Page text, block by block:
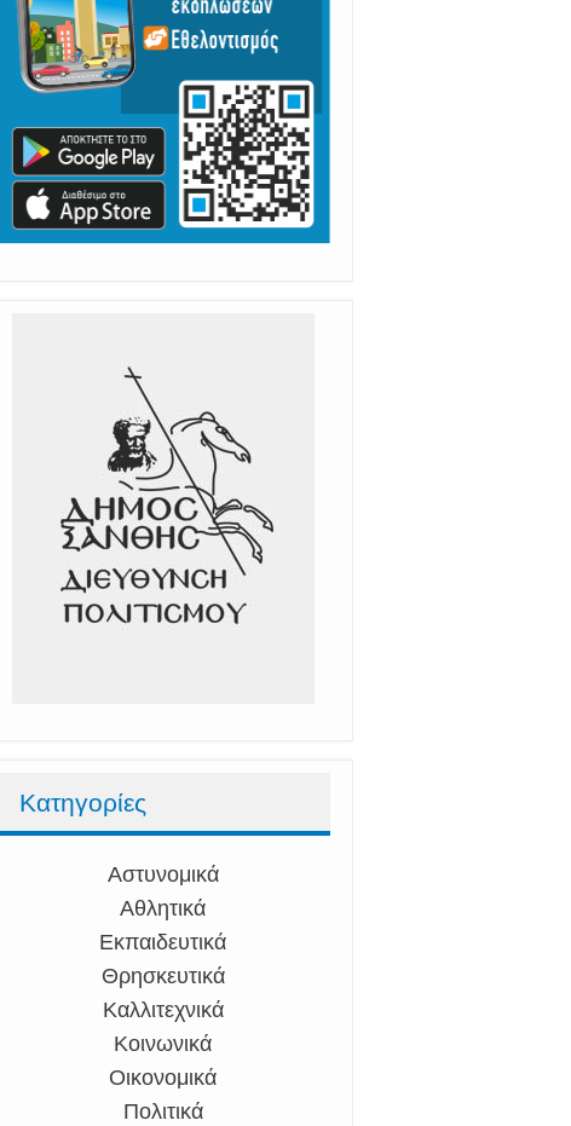
Κατηγορίες
Αστυνομικά
Αθλητικά
Εκπαιδευτικά
Θρησκευτικά
Καλλιτεχνικά
Κοινωνικά
Οικονομικά
Πολιτικά